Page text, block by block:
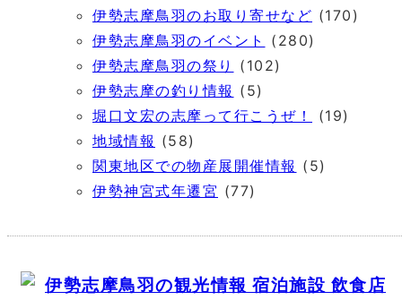
伊勢志摩鳥羽のお取り寄せなど (170)
伊勢志摩鳥羽のイベント
(280)
伊勢志摩鳥羽の祭り
(102)
伊勢志摩の釣り情報 (5)
堀口文宏の志摩って行こうぜ！
(19)
地域情報 (58)
関東地区での物産展開催情報 (5)
伊勢神宮式年遷宮 (77)